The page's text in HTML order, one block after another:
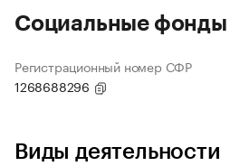
Социальные фонды
Регистрационный номер СФР
1268688296
Виды деятельности